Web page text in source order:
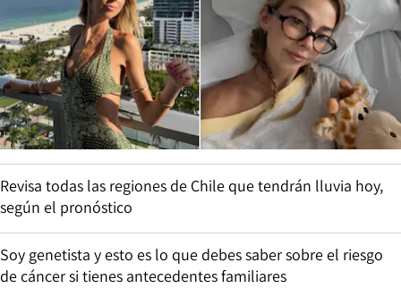
Revisa todas las regiones de Chile que tendrán lluvia hoy,
según el pronóstico
Soy genetista y esto es lo que debes saber sobre el riesgo
de cáncer si tienes antecedentes familiares